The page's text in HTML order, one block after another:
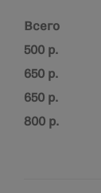
Всего
500 р.
650 р.
650 р.
800 р.